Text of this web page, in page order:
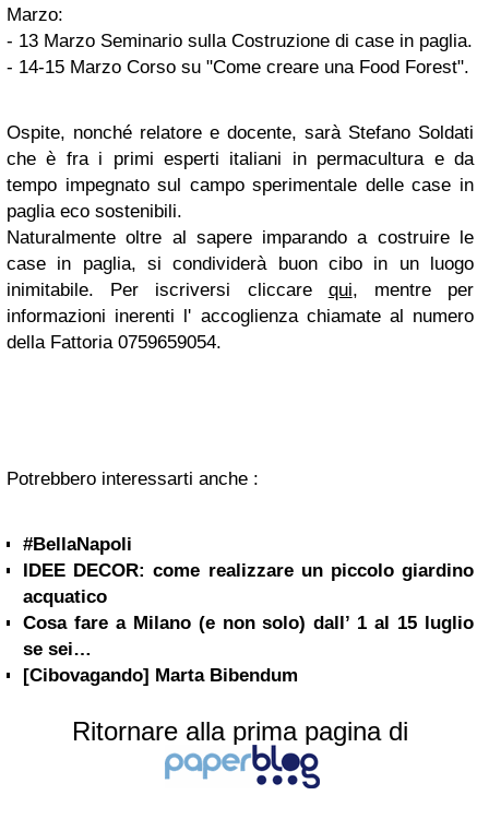
Marzo:
- 13 Marzo Seminario sulla Costruzione di case in paglia.
- 14-15 Marzo Corso su "Come creare una Food Forest".
Ospite, nonché relatore e docente, sarà Stefano Soldati
che è fra i primi esperti italiani in permacultura e da
tempo impegnato sul campo sperimentale delle case in
paglia eco sostenibili.
Naturalmente oltre al sapere imparando a costruire le
case in paglia, si condividerà buon cibo in un luogo
inimitabile. Per iscriversi cliccare qui, mentre per
informazioni inerenti l' accoglienza chiamate al numero
della Fattoria 0759659054.
Potrebbero interessarti anche :
#BellaNapoli
IDEE DECOR: come realizzare un piccolo giardino
acquatico
Cosa fare a Milano (e non solo) dall’ 1 al 15 luglio
se sei…
[Cibovagando] Marta Bibendum
Ritornare alla prima pagina di